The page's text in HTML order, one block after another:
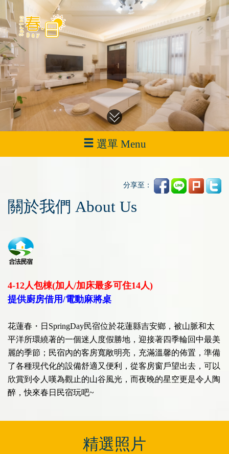
選單 Menu
分享至：
關於我們 About Us
4-12人包棟(加人/加床最多可住14人)
提供廚房借用/電動麻將桌
花蓮春・日SpringDay民宿位於花蓮縣吉安鄉，被山脈和太
平洋所環繞著的一個迷人度假勝地，迎接著四季輪回中最美
麗的季節；民宿內的客房寬敞明亮，充滿溫馨的佈置，準備
了各種現代化的設備舒適又便利，從客房窗戶望出去，可以
欣賞到令人嘆為觀止的山谷風光，而夜晚的星空更是令人陶
醉，快來春日民宿玩吧~
精選照片